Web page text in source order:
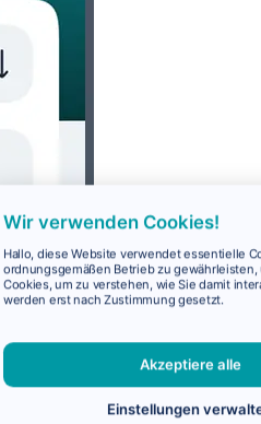
Wir verwenden Cookies!
Hallo, diese Website verwendet essentielle
ordnungsgemäßen Betrieb zu gewährleisten,
Cookies, um zu verstehen, wie Sie damit
werden erst nach Zustimmung gesetzt.
Akzeptiere alle
Einstellungen